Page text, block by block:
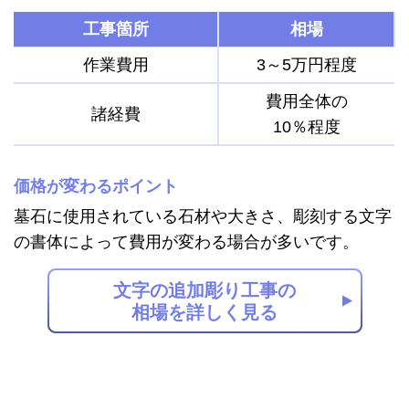
工事箇所
相場
作業費用
3～5万円程度
諸経費
費用全体の
10％程度
価格が変わるポイント
墓石に使用されている石材や大きさ、彫刻する文字
の書体によって費用が変わる場合が多いです。
文字の追加彫り工事の
相場を詳しく見る